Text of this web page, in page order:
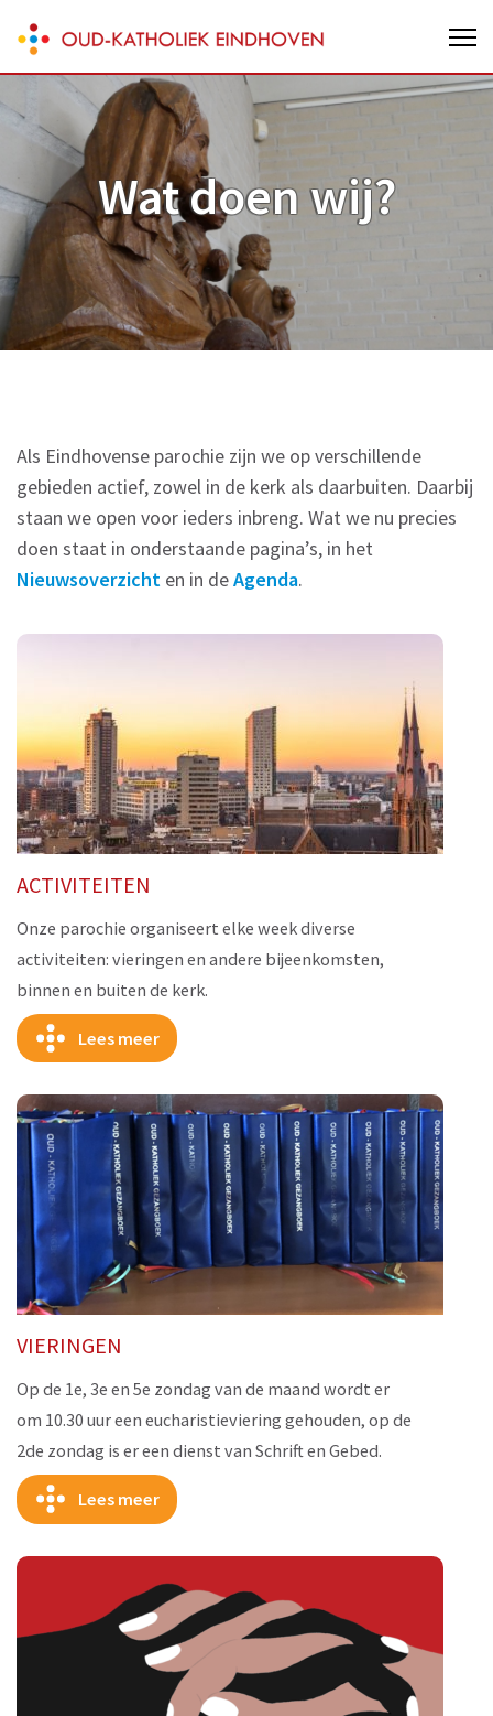
content
(Press
Enter)
Oud-Katholieke parochie van
Eindhoven
Wat doen wij?
Als Eindhovense parochie zijn we op verschillende
gebieden actief, zowel in de kerk als daarbuiten. Daarbij
staan we open voor ieders inbreng. Wat we nu precies
doen staat in onderstaande pagina’s, in het
Nieuwsoverzicht en in deAgenda.
ACTIVITEITEN
Onze parochie organiseert elke week diverse
activiteiten: vieringen en andere bijeenkomsten,
binnen en buiten de kerk.
Lees meer
VIERINGEN
Op de 1e, 3e en 5e zondag van de maand wordt er
om 10.30 uur een eucharistieviering gehouden, op de
2de zondag is er een dienst van Schrift en Gebed.
Lees meer